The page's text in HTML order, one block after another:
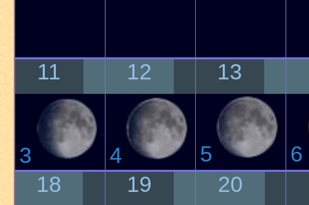
11
3
12
4
13
5
6
18
19
20